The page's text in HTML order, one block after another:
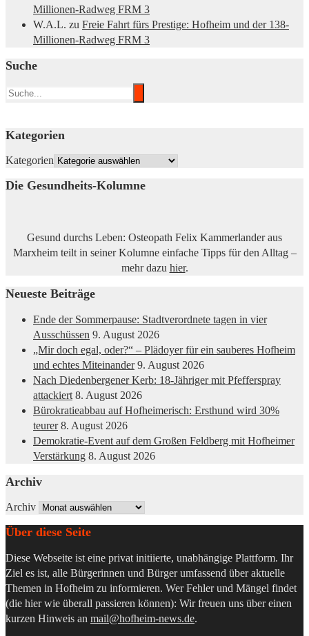
Millionen-Radweg FRM 3
W.A.L. zu Freie Fahrt fürs Prestige: Hofheim und der 138-
Millionen-Radweg FRM 3
Suche
Kategorien
Kategorien
Die Gesundheits-Kolumne
Gesund durchs Leben: Osteopath Felix Kammerlander aus
Marxheim teilt in seiner Kolumne einfache Tipps für den Alltag –
mehr dazu hier.
Neueste Beiträge
Ende der Sommerpause: Stadtverordnete tagen in vier
Ausschüssen 9. August 2026
„Mir doch egal, oder?“ – Plädoyer für ein sauberes Hofheim
und echtes Miteinander 9. August 2026
Nach Diedenbergener Kerb: 18-Jähriger mit Pfefferspray
attackiert 8. August 2026
Bürokratieabbau auf Hofheimerisch: Ersthund wird 30%
teurer 8. August 2026
Demokratie-Event auf dem Großen Feldberg mit Hofheimer
Verstärkung 8. August 2026
Archiv
Archiv
Über diese Seite
Diese Webseite ist eine privat initiierte, unabhängige Plattform. Ihr
Ziel es ist, alle Bürgerinnen und Bürger umfassend über aktuelle
Themen in Hofheim zu informieren. Wer Fehler und Mängel findet
(die hier wie überall passieren können): Wir freuen uns über einen
kurzen Hinweis an mail@hofheim-news.de.